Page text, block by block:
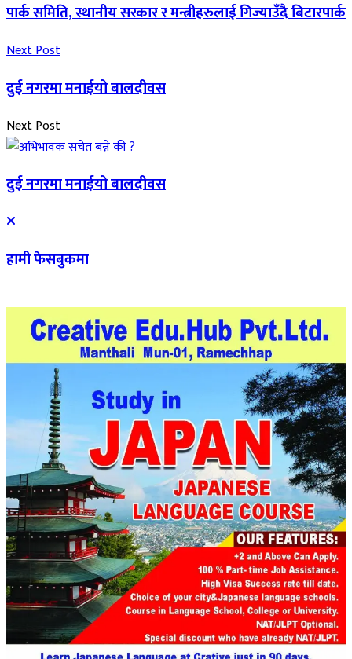
पार्क समिति, स्थानीय सरकार र मन्त्रीहरुलाई गिज्याउँदै बिटारपार्क
Next Post
दुई नगरमा मनाईयो बालदीवस
Next Post
दुई नगरमा मनाईयो बालदीवस
हामी फेसबुकमा